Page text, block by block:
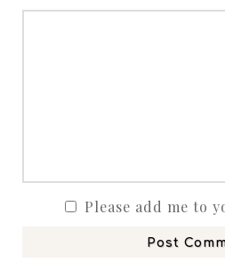
Please add me to
Post